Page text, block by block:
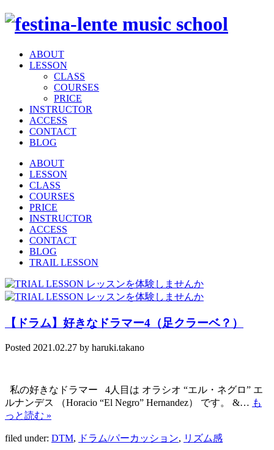
ABOUT
LESSON
CLASS
COURSES
PRICE
INSTRUCTOR
ACCESS
CONTACT
BLOG
ABOUT
LESSON
CLASS
COURSES
PRICE
INSTRUCTOR
ACCESS
CONTACT
BLOG
TRAIL LESSON
【ドラム】好きなドラマー4（足クラーベ？）
Posted 2021.02.27 by haruki.takano
私の好きなドラマー 4人目は オラシオ “エル・ネグロ” エ
ルナンデス （Horacio “El Negro” Hernandez） です。 &… も
っと読む »
filed under: DTM, ドラム/パーカッション, リズム感